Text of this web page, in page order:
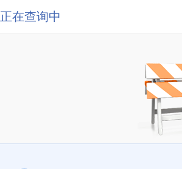
正在查询中